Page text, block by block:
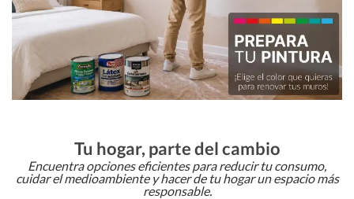
Tu hogar, parte del cambio
Encuentra opciones eficientes para reducir tu consumo,
cuidar el medioambiente y hacer de tu hogar un espacio más
responsable.